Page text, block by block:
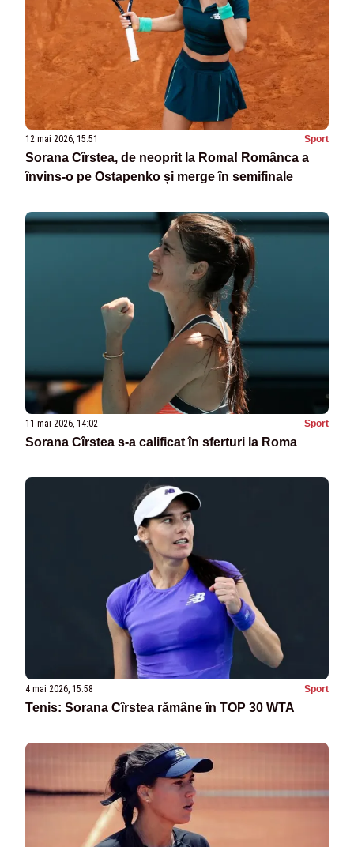
12 mai 2026, 15:51 Sport
Sorana Cîrstea, de neoprit la Roma! Românca a
învins-o pe Ostapenko și merge în semifinale
11 mai 2026, 14:02 Sport
Sorana Cîrstea s-a calificat în sferturi la Roma
4 mai 2026, 15:58 Sport
Tenis: Sorana Cîrstea rămâne în TOP 30 WTA